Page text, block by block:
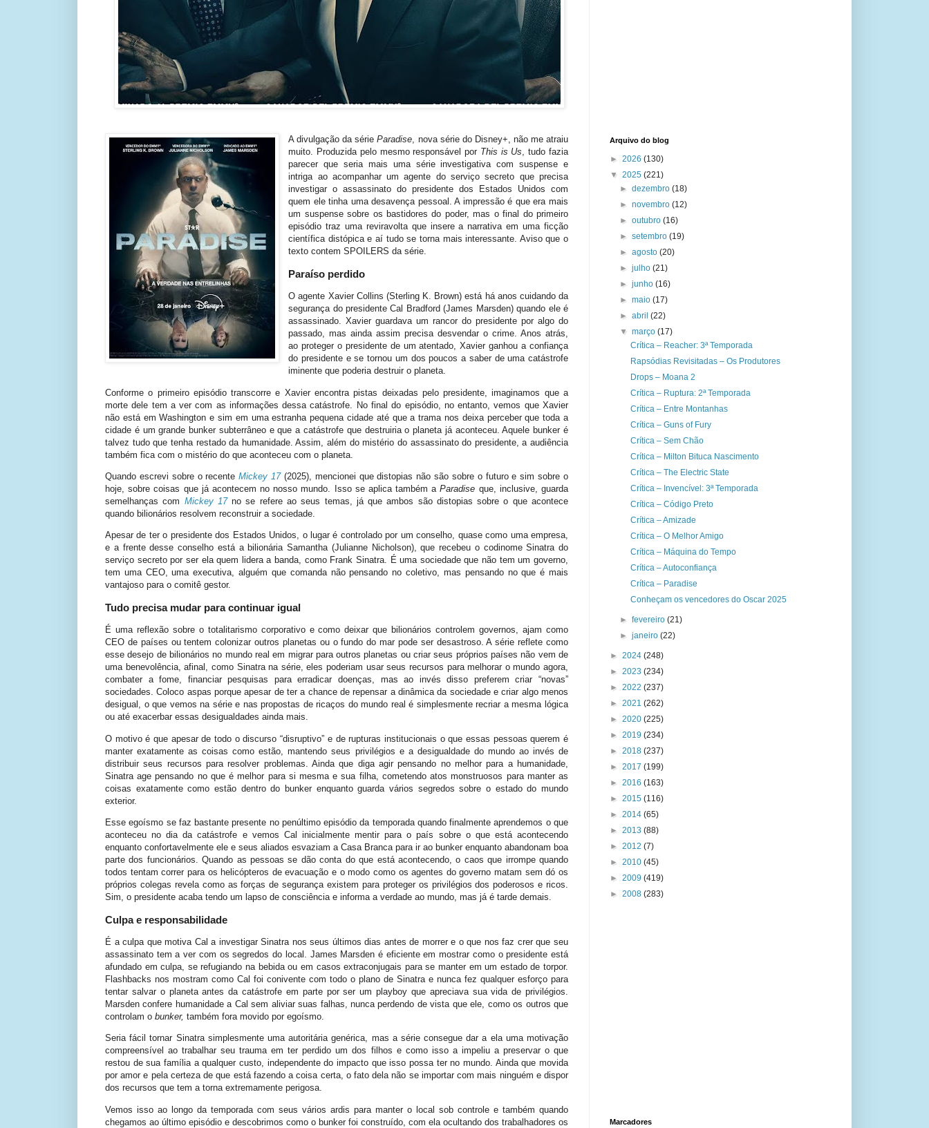
A divulgação da sérieParadise, nova série do Disney+, não me atraiu
muito. Produzida pelo mesmo responsável por This is Us, tudo fazia
parecer que seria mais uma série investigativa com suspense e
intriga ao acompanhar um agente do serviço secreto que precisa
investigar o assassinato do presidente dos Estados Unidos com
quem ele tinha uma desavença pessoal. A impressão é que era mais
um suspense sobre os bastidores do poder, mas o final do primeiro
episódio traz uma reviravolta que insere a narrativa em uma ficção
científica distópica e aí tudo se torna mais interessante. Aviso que o
texto contem SPOILERS da série.
Paraíso perdido
O agente Xavier Collins (Sterling K. Brown) está há anos cuidando da
segurança do presidente Cal Bradford (James Marsden) quando ele é
assassinado. Xavier guardava um rancor do presidente por algo do
passado, mas ainda assim precisa desvendar o crime. Anos atrás,
ao proteger o presidente de um atentado, Xavier ganhou a confiança
do presidente e se tornou um dos poucos a saber de uma catástrofe
iminente que poderia destruir o planeta.
Conforme o primeiro episódio transcorre e Xavier encontra pistas deixadas pelo presidente, imaginamos que a
morte dele tem a ver com as informações dessa catástrofe. No final do episódio, no entanto, vemos que Xavier
não está em Washington e sim em uma estranha pequena cidade até que a trama nos deixa perceber que toda a
cidade é um grande bunker subterrâneo e que a catástrofe que destruiria o planeta já aconteceu. Aquele bunker é
talvez tudo que tenha restado da humanidade. Assim, além do mistério do assassinato do presidente, a audiência
também fica com o mistério do que aconteceu com o planeta.
Quando escrevi sobre o recenteMickey 17(2025), mencionei que distopias não são sobre o futuro e sim sobre o
hoje, sobre coisas que já acontecem no nosso mundo. Isso se aplica também aParadise que, inclusive, guarda
semelhanças com Mickey 17no se refere ao seus temas, já que ambos são distopias sobre o que acontece
quando bilionários resolvem reconstruir a sociedade.
Apesar de ter o presidente dos Estados Unidos, o lugar é controlado por um conselho, quase como uma empresa,
e a frente desse conselho está a bilionária Samantha (Julianne Nicholson), que recebeu o codinome Sinatra do
serviço secreto por ser ela quem lidera a banda, como Frank Sinatra. É uma sociedade que não tem um governo,
tem uma CEO, uma executiva, alguém que comanda não pensando no coletivo, mas pensando no que é mais
vantajoso para o comitê gestor.
Tudo precisa mudar para continuar igual
É uma reflexão sobre o totalitarismo corporativo e como deixar que bilionários controlem governos, ajam como
CEO de países ou tentem colonizar outros planetas ou o fundo do mar pode ser desastroso. A série reflete como
esse desejo de bilionários no mundo real em migrar para outros planetas ou criar seus próprios países não vem de
uma benevolência, afinal, como Sinatra na série, eles poderiam usar seus recursos para melhorar o mundo agora,
combater a fome, financiar pesquisas para erradicar doenças, mas ao invés disso preferem criar “novas”
sociedades. Coloco aspas porque apesar de ter a chance de repensar a dinâmica da sociedade e criar algo menos
desigual, o que vemos na série e nas propostas de ricaços do mundo real é simplesmente recriar a mesma lógica
ou até exacerbar essas desigualdades ainda mais.
O motivo é que apesar de todo o discurso “disruptivo” e de rupturas institucionais o que essas pessoas querem é
manter exatamente as coisas como estão, mantendo seus privilégios e a desigualdade do mundo ao invés de
distribuir seus recursos para resolver problemas. Ainda que diga agir pensando no melhor para a humanidade,
Sinatra age pensando no que é melhor para si mesma e sua filha, cometendo atos monstruosos para manter as
coisas exatamente como estão dentro do bunker enquanto guarda vários segredos sobre o estado do mundo
exterior.
Esse egoísmo se faz bastante presente no penúltimo episódio da temporada quando finalmente aprendemos o que
aconteceu no dia da catástrofe e vemos Cal inicialmente mentir para o país sobre o que está acontecendo
enquanto confortavelmente ele e seus aliados esvaziam a Casa Branca para ir ao bunker enquanto abandonam boa
parte dos funcionários. Quando as pessoas se dão conta do que está acontecendo, o caos que irrompe quando
todos tentam correr para os helicópteros de evacuação e o modo como os agentes do governo matam sem dó os
próprios colegas revela como as forças de segurança existem para proteger os privilégios dos poderosos e ricos.
Sim, o presidente acaba tendo um lapso de consciência e informa a verdade ao mundo, mas já é tarde demais.
Culpa e responsabilidade
É a culpa que motiva Cal a investigar Sinatra nos seus últimos dias antes de morrer e o que nos faz crer que seu
assassinato tem a ver com os segredos do local. James Marsden é eficiente em mostrar como o presidente está
afundado em culpa, se refugiando na bebida ou em casos extraconjugais para se manter em um estado de torpor.
Flashbacks nos mostram como Cal foi conivente com todo o plano de Sinatra e nunca fez qualquer esforço para
tentar salvar o planeta antes da catástrofe em parte por ser um playboy que apreciava sua vida de privilégios.
Marsden confere humanidade a Cal sem aliviar suas falhas, nunca perdendo de vista que ele, como os outros que
controlam o bunker, também fora movido por egoísmo.
Seria fácil tornar Sinatra simplesmente uma autoritária genérica, mas a série consegue dar a ela uma motivação
compreensível ao trabalhar seu trauma em ter perdido um dos filhos e como isso a impeliu a preservar o que
restou de sua família a qualquer custo, independente do impacto que isso possa ter no mundo. Ainda que movida
por amor e pela certeza de que está fazendo a coisa certa, o fato dela não se importar com mais ninguém e dispor
dos recursos que tem a torna extremamente perigosa.
Vemos isso ao longo da temporada com seus vários ardis para manter o local sob controle e também quando
chegamos ao último episódio e descobrimos como o bunker foi construído, com ela ocultando dos trabalhadores os
Arquivo do blog
► 2026 (130)
▼ 2025 (221)
►dezembro(18)
►novembro(12)
►outubro(16)
►setembro(19)
►agosto(20)
►julho(21)
►junho(16)
►maio(17)
►abril(22)
▼março(17)
Crítica – Reacher: 3ª Temporada
Rapsódias Revisitadas – Os Produtores
Drops – Moana 2
Crítica – Ruptura: 2ª Temporada
Crítica – Entre Montanhas
Crítica – Guns of Fury
Crítica – Sem Chão
Crítica – Milton Bituca Nascimento
Crítica – The Electric State
Crítica – Invencível: 3ª Temporada
Crítica – Código Preto
Crítica – Amizade
Crítica – O Melhor Amigo
Crítica – Máquina do Tempo
Crítica – Autoconfiança
Crítica – Paradise
Conheçam os vencedores do Oscar 2025
►fevereiro(21)
►janeiro(22)
► 2024 (248)
► 2023 (234)
► 2022 (237)
► 2021 (262)
► 2020 (225)
► 2019 (234)
► 2018 (237)
► 2017 (199)
► 2016 (163)
► 2015 (116)
► 2014 (65)
► 2013 (88)
► 2012 (7)
► 2010 (45)
► 2009 (419)
► 2008 (283)
Marcadores